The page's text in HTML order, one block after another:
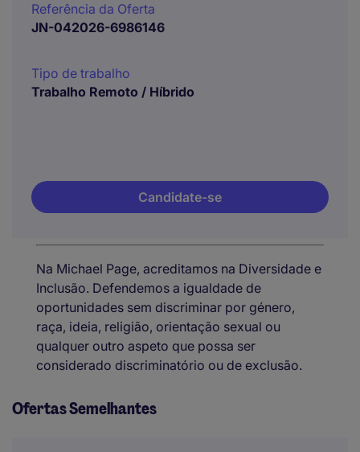
Referência da Oferta
JN-042026-6986146
Tipo de trabalho
Trabalho Remoto / Híbrido
Candidate-se
Na Michael Page, acreditamos na Diversidade e
Inclusão. Defendemos a igualdade de
oportunidades sem discriminar por género,
raça, ideia, religião, orientação sexual ou
qualquer outro aspeto que possa ser
considerado discriminatório ou de exclusão.
Ofertas Semelhantes